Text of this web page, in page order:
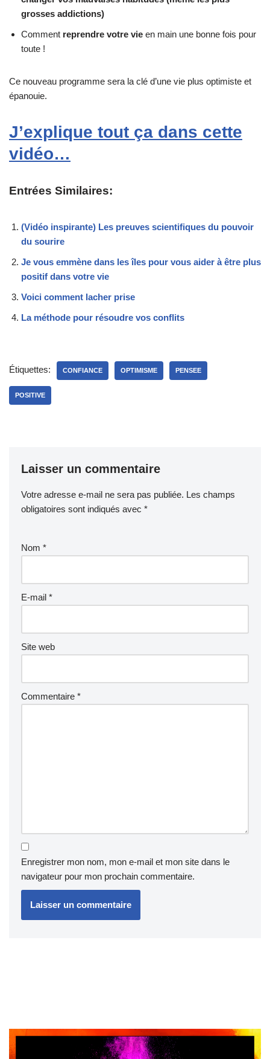
grosses addictions)
Comment reprendre votre vie en main une bonne fois pour
toute !
Ce nouveau programme sera la clé d’une vie plus optimiste et
épanouie.
J’explique tout ça dans cette
vidéo…
Entrées Similaires:
(Vidéo inspirante) Les preuves scientifiques du pouvoir
du sourire
Je vous emmène dans les îles pour vous aider à être plus
positif dans votre vie
Voici comment lacher prise
La méthode pour résoudre vos conflits
Étiquettes: CONFIANCE OPTIMISME PENSEE
POSITIVE
Laisser un commentaire
Votre adresse e-mail ne sera pas publiée. Les champs
obligatoires sont indiqués avec *
Nom *
E-mail *
Site web
Commentaire *
Enregistrer mon nom, mon e-mail et mon site dans le
navigateur pour mon prochain commentaire.